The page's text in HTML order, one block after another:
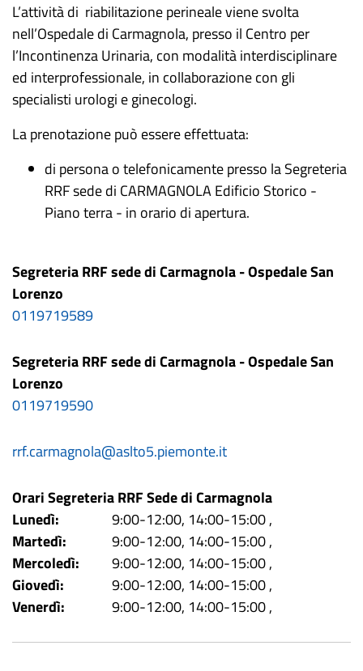
L’attività di riabilitazione perineale viene svolta
nell’Ospedale di Carmagnola, presso il Centro per
l’Incontinenza Urinaria, con modalità interdisciplinare
ed interprofessionale, in collaborazione con gli
specialisti urologi e ginecologi.
La prenotazione può essere effettuata:
di persona o telefonicamente presso la Segreteria
RRF sede di CARMAGNOLA Edificio Storico -
Piano terra - in orario di apertura.
Segreteria RRF sede di Carmagnola - Ospedale San
Lorenzo
0119719589
Segreteria RRF sede di Carmagnola - Ospedale San
Lorenzo
0119719590
rrf.carmagnola@aslto5.piemonte.it
Orari Segreteria RRF Sede di Carmagnola
Lunedì:
9:00-12:00, 14:00-15:00,
Martedì:
9:00-12:00, 14:00-15:00,
Mercoledì:
9:00-12:00, 14:00-15:00,
Giovedì:
9:00-12:00, 14:00-15:00,
Venerdì:
9:00-12:00, 14:00-15:00,